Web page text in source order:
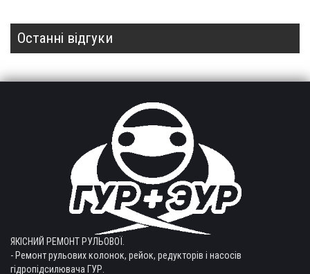
Останні відгуки
ЯКІСНИЙ РЕМОНТ РУЛЬОВОЇ.
- Ремонт рульових колонок, рейок, редукторів і насосів
гідропідсилювача ГУР.